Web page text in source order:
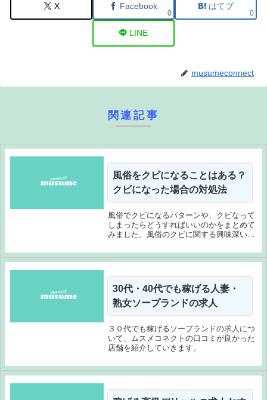
X Facebook
0
はてブ
0
LINE
musumeconnect
関連記事
風俗をクビになることはある？
クビになった場合の対処法
風俗でクビになるパターンや、クビなって
しまったらどうすればいいのかをまとめて
みました。風俗のクビに関する興味深いエ
ありませんが、当たり前のルールをしっか
り守ることが大切です！
30代・40代でも稼げる人妻・
熟女ソープランドの求人
３０代でも稼げるソープランドの求人につ
いて、ムスメコネクトの口コミが良かった
店舗を紹介していきます。